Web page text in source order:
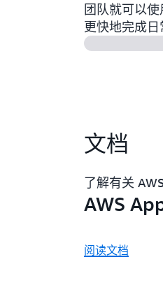
团队就可以
更快地完成
文档
了解有关
AWS
阅读文档